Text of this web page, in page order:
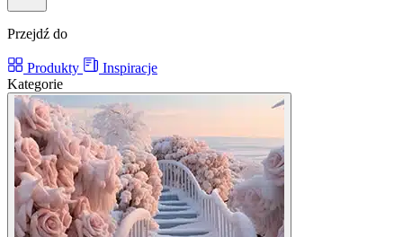
Przejdź do
Produkty
Inspiracje
Kategorie